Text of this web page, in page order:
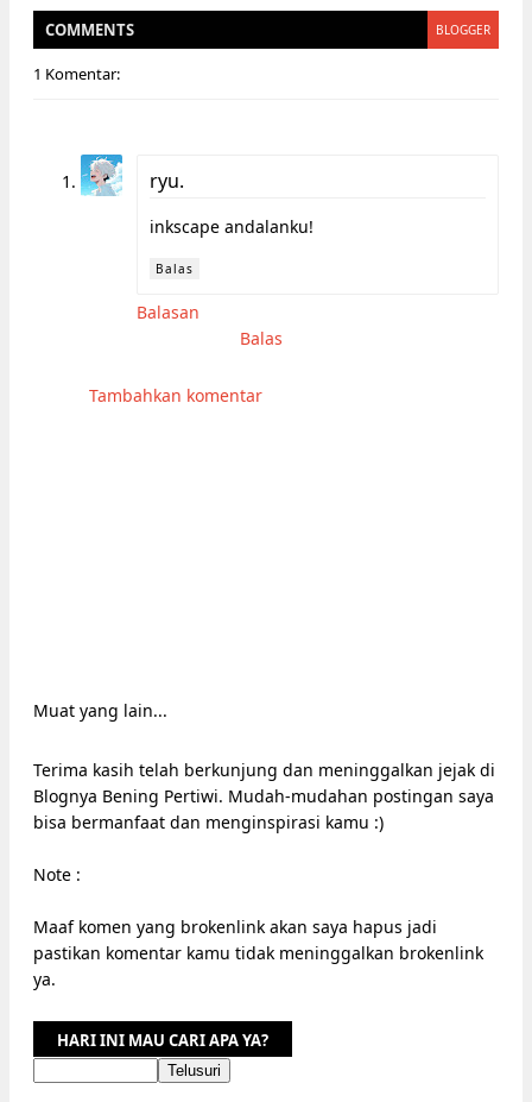
COMMENTS BLOGGER
1 Komentar:
ryu.
inkscape andalanku!
Balas
Balasan
Balas
Tambahkan komentar
Muat yang lain...
Terima kasih telah berkunjung dan meninggalkan jejak di
Blognya Bening Pertiwi. Mudah-mudahan postingan saya
bisa bermanfaat dan menginspirasi kamu :)
Note :
Maaf komen yang brokenlink akan saya hapus jadi
pastikan komentar kamu tidak meninggalkan brokenlink
ya.
HARI INI MAU CARI APA YA?